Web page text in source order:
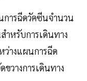
ารฉีดวัคซีนจำนวน
ำหรับการเดินทาง
ว่างแผนการฉีด
วางการเดินทาง